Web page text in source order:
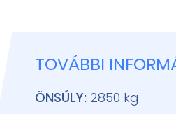
TOVÁBBI
ÖNSÚLY: 2850 kg